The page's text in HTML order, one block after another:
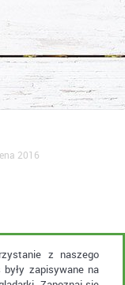
2016
z naszego
zapisywane na